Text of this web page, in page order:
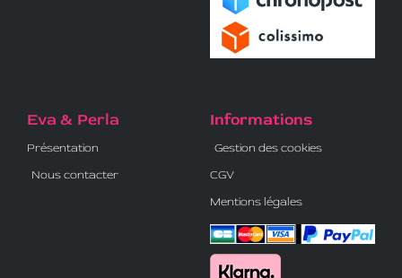
Eva & Perla
Présentation
Nous contacter
Informations
Gestion des cookies
CGV
Mentions légales